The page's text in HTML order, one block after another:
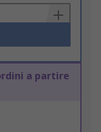
a partire